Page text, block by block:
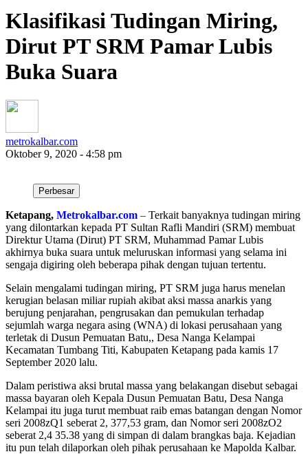
Klasifikasi Tudingan Miring,
Dirut PT SRM Pamar Lubis
Buka Suara
metrokalbar.com
Oktober 9, 2020 - 4:58 pm
Perbesar
Ketapang, Metrokalbar.com – Terkait banyaknya tudingan miring
yang dilontarkan kepada PT Sultan Rafli Mandiri (SRM) membuat
Direktur Utama (Dirut) PT SRM, Muhammad Pamar Lubis
akhirnya buka suara untuk meluruskan informasi yang selama ini
sengaja digiring oleh beberapa pihak dengan tujuan tertentu.
Selain mengalami tudingan miring, PT SRM juga harus menelan
kerugian belasan miliar rupiah akibat aksi massa anarkis yang
berujung penjarahan, pengrusakan dan pemukulan terhadap
sejumlah warga negara asing (WNA) di lokasi perusahaan yang
terletak di Dusun Pemuatan Batu,, Desa Nanga Kelampai
Kecamatan Tumbang Titi, Kabupaten Ketapang pada kamis 17
September 2020 lalu.
Dalam peristiwa aksi brutal massa yang belakangan disebut sebagai
massa bayaran oleh Kepala Dusun Pemuatan Batu, Desa Nanga
Kelampai itu juga turut membuat raib emas batangan dengan Nomor
seri 2008zQ1 seberat 2, 377,53 gram, dan Nomor seri 2008zO2
seberat 2,4 35.38 yang di simpan di dalam brangkas baja. Kejadian
itu pun telah dilaporkan oleh pihak perusahaan ke Mapolda Kalbar.